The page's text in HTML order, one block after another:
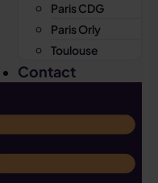
Paris CDG
Paris Orly
Toulouse
Contact